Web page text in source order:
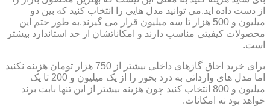
از دست داده اید.می توانید مدل هایی را انتخاب کنید که بین دو
میلیون و 500 هزار تا سه میلیون قرار می گیرند.به طور حتم این
محصولات کیفیتی مناسب دارند و امکاناتشان از حد استاندارد بیشتر
است.
برای خرید اجاق گازهای داخلی بیشتر از 750 هزار تومان هزینه نکنید
اما مدل های وارداتی به درد بخور را از یک میلیون و 200 تا یک
میلیون و 800 انتخاب کنید چون هزینه بیشتر از این تنها بابت برند
خواهد بود نه امکانات.